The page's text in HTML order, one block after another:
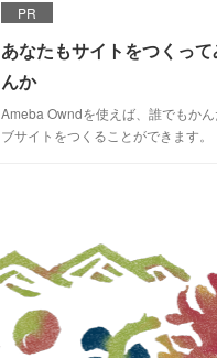
PR
あなたもサイトをつくっ
んか
Ameba Owndを使えば、誰でもか
ブサイトをつくることができます。